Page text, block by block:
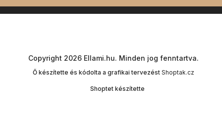
Shoptet készítette
Copyright 2026 Ellami.hu. Minden jog fenntartva.
Ő készítette és kódolta a grafikai tervezést Shoptak.cz